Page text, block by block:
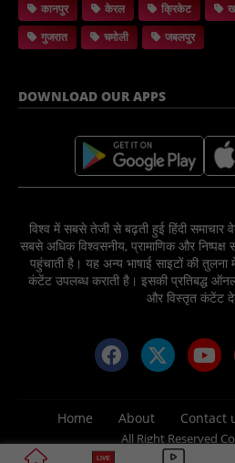
कानपुर
केरल क्रिकेट
गुजरात
चमोली जबलपुर
DOWNLOAD OUR APPS
विश्व में सबसे तेजी से बढ़ती हुई हिंदी समाचार
सबसे अधिक विश्वसनीय, प्रामाणिक और निष्पक्ष
पहुंचाती है। यह अन्य भाषाई साइटों की तुलना
कंटेंट उपलब्ध कराती है। इसकी प्रतिबद्ध
और विस्तृत कंटेंट
Home About Contact
All Right Reserved